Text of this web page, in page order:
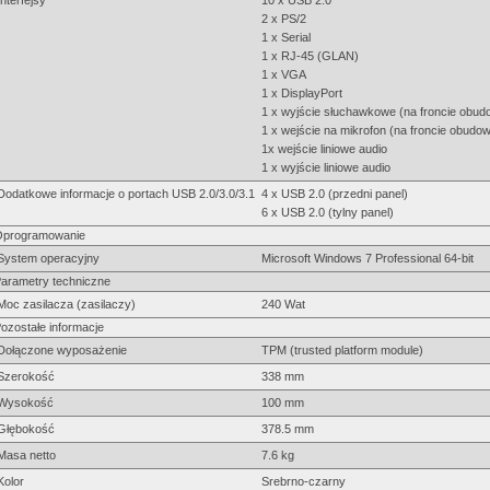
2 x PS/2
1 x Serial
1 x RJ-45 (GLAN)
1 x VGA
1 x DisplayPort
1 x wyjście słuchawkowe (na froncie
1 x wejście na mikrofon (na froncie
1x wejście liniowe audio
1 x wyjście liniowe audio
informacje o portach USB 2.0/3.0/3.1
4 x USB 2.0 (przedni panel)
6 x USB 2.0 (tylny panel)
operacyjny
Microsoft Windows 7 Professional 64-bit
techniczne
zasilacza (zasilaczy)
240 Wat
informacje
wyposażenie
TPM (trusted platform module)
338 mm
100 mm
378.5 mm
netto
7.6 kg
Srebrno-czarny